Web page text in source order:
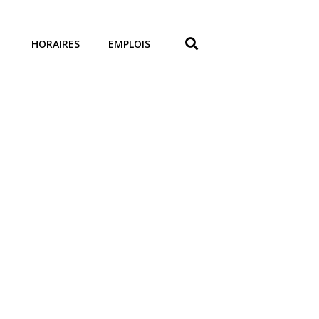
HORAIRES EMPLOIS